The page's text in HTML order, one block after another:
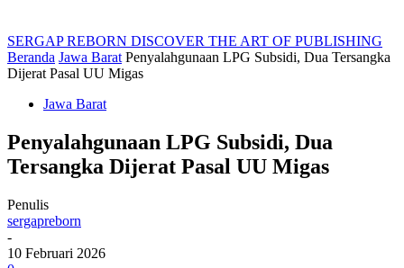
SERGAP REBORN DISCOVER THE ART OF PUBLISHING
Beranda Jawa Barat Penyalahgunaan LPG Subsidi, Dua Tersangka
Dijerat Pasal UU Migas
Jawa Barat
Penyalahgunaan LPG Subsidi, Dua
Tersangka Dijerat Pasal UU Migas
Penulis
sergapreborn
-
10 Februari 2026